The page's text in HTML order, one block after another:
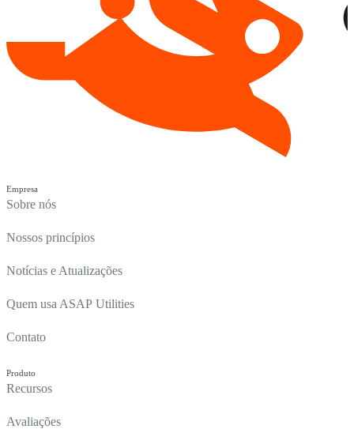
Empresa
Sobre nós
Nossos princípios
Notícias e Atualizações
Quem usa ASAP Utilities
Contato
Produto
Recursos
Avaliações